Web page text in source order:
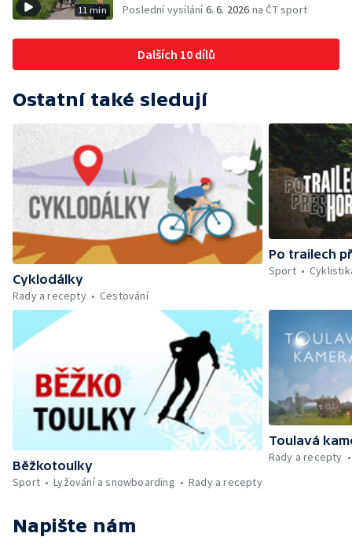
11 min Poslední vysílání6. 6. 2026 na ČT sport
Dalších 10 dílů
Ostatní také sledují
Cyklodálky
Rady a recepty
Cestování
Po trailech
Sport
Běžkotoulky
Sport
Lyžování a snowboarding Rady a recepty
Toulavá
Rady a recepty
Napište nám